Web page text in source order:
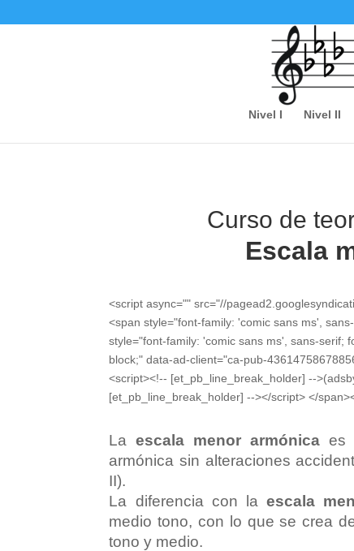
Nivel I Nivel II
Curso de
Escala
<script async="" src="//
<span style="font-family: 'comic sans ms',
style="font-family: 'comic sans ms', sans-serif;
block;" data-ad-client="ca-pub-
<script><!-- [et_pb_line_break_holder] --
[et_pb_line_break_holder] --></script> </
Laescala menor armónica es
armónica sin alteraciones
II).
La diferencia con laescala
medio tono, con lo que se crea
tono y medio.